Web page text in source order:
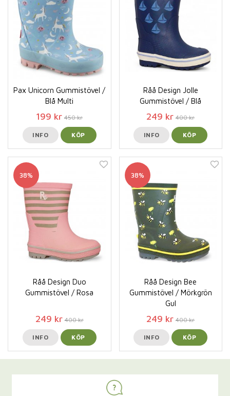
Pax Unicorn Gummistövel /
Blå Multi
199 kr 450 kr
INFO KÖP
Råå Design Jolle
Gummistövel / Blå
249 kr 400 kr
INFO KÖP
38%
Råå Design Duo
Gummistövel / Rosa
249 kr 400 kr
INFO KÖP
38%
Råå Design Bee
Gummistövel / Mörkgrön
Gul
249 kr 400 kr
INFO KÖP